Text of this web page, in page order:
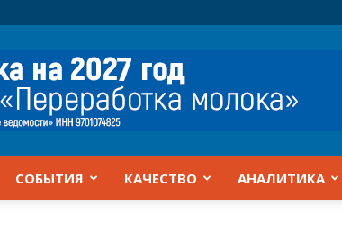
СОБЫТИЯ КАЧЕСТВО АНАЛИТИКА